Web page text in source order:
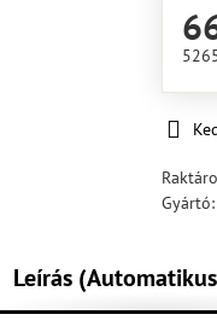
Gyártó:
Leírás